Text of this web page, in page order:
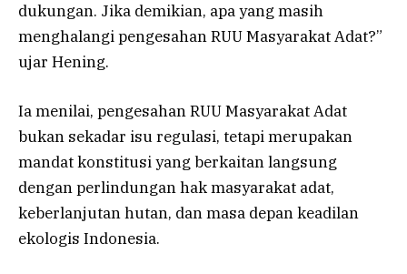
dukungan. Jika demikian, apa yang masih
menghalangi pengesahan RUU Masyarakat Adat?”
ujar Hening.
Ia menilai, pengesahan RUU Masyarakat Adat
bukan sekadar isu regulasi, tetapi merupakan
mandat konstitusi yang berkaitan langsung
dengan perlindungan hak masyarakat adat,
keberlanjutan hutan, dan masa depan keadilan
ekologis Indonesia.